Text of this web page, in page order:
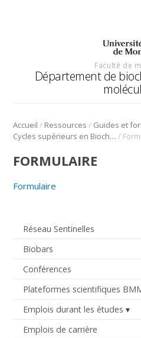
Faculté de
Département de
Accueil / Ressources / Guides et
Cycles supérieurs en Biochimie /
Réseau Sentinelles
Biobars
Conférences
Plateformes scientifiques
Emplois durant les études
Emplois de carrière
FORMULAIRE
Formulaire